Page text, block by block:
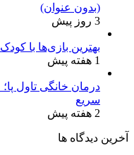
(بدون عنوان)
3 روز پیش
بهترین بازی‌ها با کودک ۲ ساله
1 هفته پیش
سریع
2 هفته پیش
آخرین دیدگاه ها